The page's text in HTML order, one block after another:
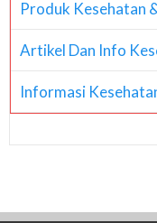
Produk Kesehatan
Artikel Dan Info
Informasi